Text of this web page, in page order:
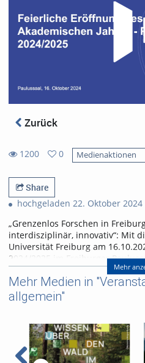
Zurück
1200
views
0
favorites
Medienaktionen
Share
hochgeladen 22. Oktober 2024
„Grenzenlos Forschen in
interdisziplinär, innovativ“: Mit
Universität Freiburg am
2024/2025 im Freiburger
ihrem Grußwort sprach
über die großen
Universitäten – und wie der
wesentlich für die aktuelle
Prof. Dr. Harald Pfundner erhielt
Ehrensenatorenwürde, zudem
für herausragende Leistungen
Mehr
Mehr Medien in
allgemein"